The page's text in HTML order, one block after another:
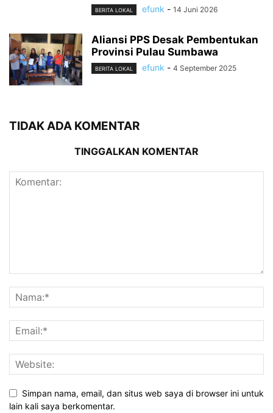
BERITA LOKAL efunk - 14 Juni 2026
Aliansi PPS Desak Pembentukan
Provinsi Pulau Sumbawa
BERITA LOKAL efunk - 4 September 2025
TIDAK ADA KOMENTAR
TINGGALKAN KOMENTAR
Simpan nama, email, dan situs web saya di browser ini untuk
lain kali saya berkomentar.